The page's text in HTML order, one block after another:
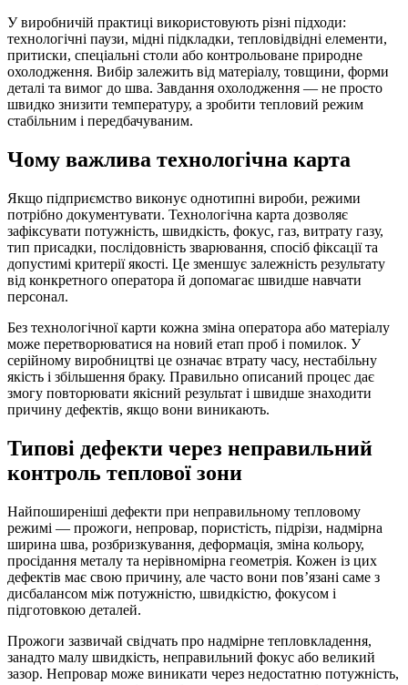
У виробничій практиці використовують різні підходи:
технологічні паузи, мідні підкладки, тепловідвідні елементи,
притиски, спеціальні столи або контрольоване природне
охолодження. Вибір залежить від матеріалу, товщини, форми
деталі та вимог до шва. Завдання охолодження — не просто
швидко знизити температуру, а зробити тепловий режим
стабільним і передбачуваним.
Чому важлива технологічна карта
Якщо підприємство виконує однотипні вироби, режими
потрібно документувати. Технологічна карта дозволяє
зафіксувати потужність, швидкість, фокус, газ, витрату газу,
тип присадки, послідовність зварювання, спосіб фіксації та
допустимі критерії якості. Це зменшує залежність результату
від конкретного оператора й допомагає швидше навчати
персонал.
Без технологічної карти кожна зміна оператора або матеріалу
може перетворюватися на новий етап проб і помилок. У
серійному виробництві це означає втрату часу, нестабільну
якість і збільшення браку. Правильно описаний процес дає
змогу повторювати якісний результат і швидше знаходити
причину дефектів, якщо вони виникають.
Типові дефекти через неправильний
контроль теплової зони
Найпоширеніші дефекти при неправильному тепловому
режимі — прожоги, непровар, пористість, підрізи, надмірна
ширина шва, розбризкування, деформація, зміна кольору,
просідання металу та нерівномірна геометрія. Кожен із цих
дефектів має свою причину, але часто вони пов’язані саме з
дисбалансом між потужністю, швидкістю, фокусом і
підготовкою деталей.
Прожоги зазвичай свідчать про надмірне тепловкладення,
занадто малу швидкість, неправильний фокус або великий
зазор. Непровар може виникати через недостатню потужність,